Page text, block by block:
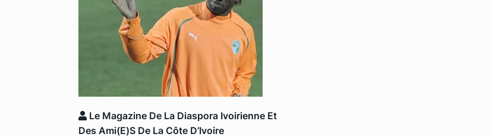
Le Magazine De La Diaspora Ivoirienne Et
Des Ami(e)s De La Côte D’Ivoire